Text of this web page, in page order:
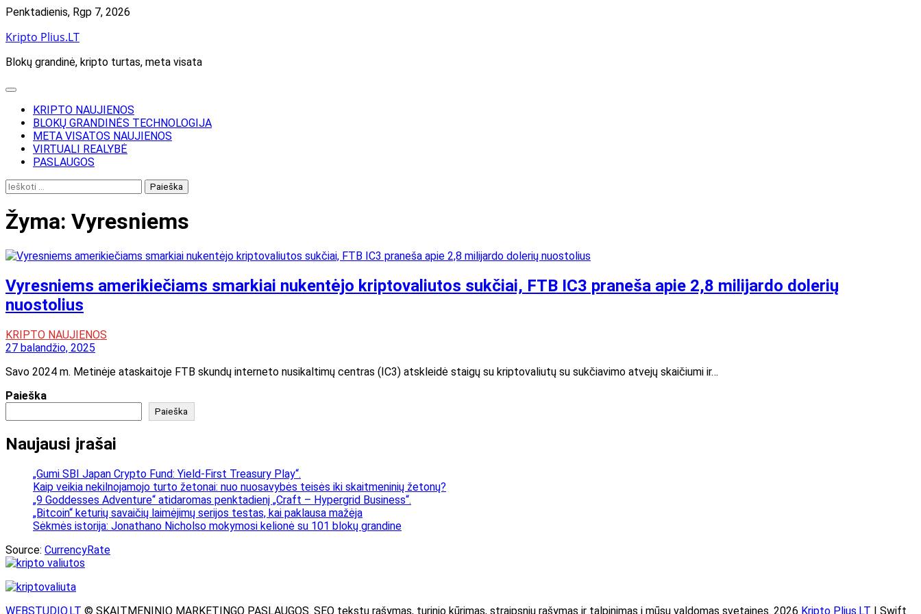
Skip
content
Penktadienis, Rgp 7, 2026
Kripto Plius.LT
Blokų grandinė, kripto turtas, meta visata
KRIPTO NAUJIENOS
BLOKŲ GRANDINĖS TECHNOLOGIJA
META VISATOS NAUJIENOS
VIRTUALI REALYBĖ
PASLAUGOS
Ieškoti:
Žyma: Vyresniems
Vyresniems amerikiečiams smarkiai nukentėjo kriptovaliutos sukčiai, FTB IC3 praneša apie 2,8 milijardo dolerių
nuostolius
KRIPTO NAUJIENOS
27 balandžio, 2025
Savo 2024 m. Metinėje ataskaitoje FTB skundų interneto nusikaltimų centras (IC3) atskleidė staigų su kriptovaliutų su sukčiavimo atvejų skaičiumi ir…
Paieška
Paieška
Naujausi įrašai
„Gumi SBI Japan Crypto Fund: Yield-First Treasury Play“.
Kaip veikia nekilnojamojo turto žetonai: nuo nuosavybės teisės iki skaitmeninių žetonų?
„9 Goddesses Adventure“ atidaromas penktadienį „Craft – Hypergrid Business“.
„Bitcoin“ keturių savaičių laimėjimų serijos testas, kai paklausa mažėja
Sėkmės istorija: Jonathano Nicholso mokymosi kelionė su 101 blokų grandine
Source: CurrencyRate
WEBSTUDIO.LT © SKAITMENINIO MARKETINGO PASLAUGOS. SEO tekstų rašymas, turinio kūrimas, straipsnių rašymas ir talpinimas į mūsų valdomas svetaines. 2026 Kripto Plius.LT | Swift